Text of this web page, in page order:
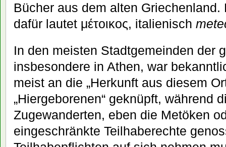
Bücher aus dem alten
dafür lautet μέτοικος, italienisch
In den meisten Stadtgemeinden der
insbesondere in Athen, war
meist an die „Herkunft aus diesem
„Hiergeborenen“ geknüpft, während
Zugewanderten, eben die Metöken
eingeschränkte Teilhaberechte